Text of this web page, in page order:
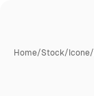
Home/Stock/Icone/